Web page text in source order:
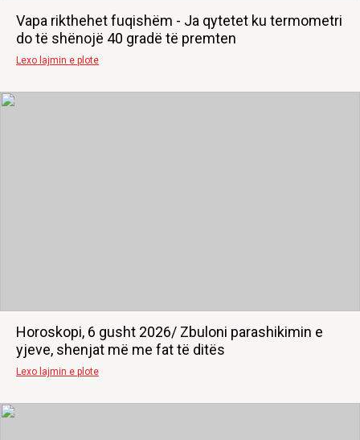
Vapa rikthehet fuqishëm - Ja qytetet ku termometri
do të shënojë 40 gradë të premten
Lexo lajmin e plote
Horoskopi, 6 gusht 2026/ Zbuloni parashikimin e
yjeve, shenjat më me fat të ditës
Lexo lajmin e plote